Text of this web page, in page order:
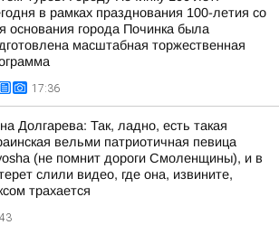
в рамках празднования 100-летия со
основания города Починка была
масштабная торжественная
17:36
Долгарева: Так, ладно, есть такая
вельми патриотичная певица
(не помнит дороги Смоленщины), и в
слили видео, где она, извините,
трахается